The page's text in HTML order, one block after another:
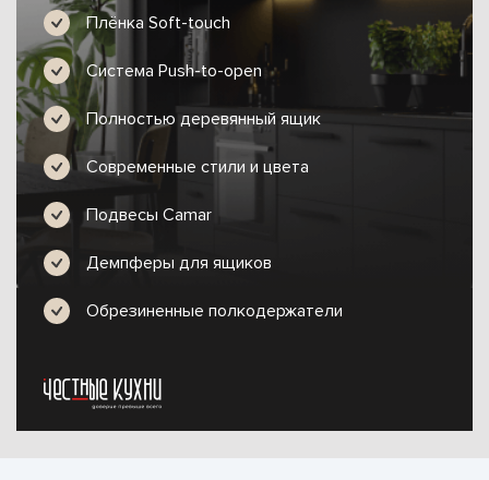
Плёнка Soft-touch
Система Push-to-open
Полностью деревянный ящик
Современные стили и цвета
Подвесы Camar
Демпферы для ящиков
Обрезиненные полкодержатели